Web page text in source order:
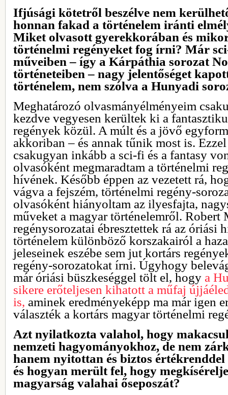
Ifjúsági kötetről beszélve nem
honnan fakad a történelem iránti
Miket olvasott gyerekkorában és
történelmi regényeket fog írni? Már
műveiben – így a Kárpáthia sorozat
történeteiben – nagy jelentőséget
történelem, nem szólva a Hunyadi
Meghatározó olvasmányélményeim
kezdve vegyesen kerültek ki a
regények közül. A múlt és a jövő
akkoriban – és annak tűnik most is.
csakugyan inkább a sci-fi és a fantasy
olvasóként megmaradtam a történelmi
hívének. Később éppen az vezetett rá,
vágva a fejszém, történelmi regény-
olvasóként hiányoltam az ilyesfajta,
műveket a magyar történelemről. Robert
regénysorozatai ébresztettek rá az óriási
történelem különböző korszakairól a
jeleseinek eszébe sem jut kortárs
regény-sorozatokat írni. Úgyhogy
már óriási büszkeséggel tölt el, hogy a
sikere erőteljesen kihatott a műfaj
is, aminek eredményeképp ma már igen
választék a kortárs magyar történelmi
Azt nyilatkozta valahol, hogy
nemzeti hagyományokhoz, de nem
hanem nyitottan és biztos
és hogyan merült fel, hogy
magyarság valahai őseposzát?